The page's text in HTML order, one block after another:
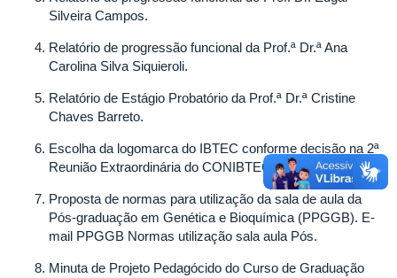
Silveira Campos.
Relatório de progressão funcional da Prof.ª Dr.ª Ana
Carolina Silva Siquieroli.
Relatório de Estágio Probatório da Prof.ª Dr.ª Cristine
Chaves Barreto.
Escolha da logomarca do IBTEC conforme decisão na 2ª
Reunião Extraordinária do CONIBTEC.
Proposta de normas para utilização da sala de aula da
Pós-graduação em Genética e Bioquímica (PPGGB). E-
mail PPGGB Normas utilização sala aula Pós.
Minuta de Projeto Pedagócido do Curso de Graduação